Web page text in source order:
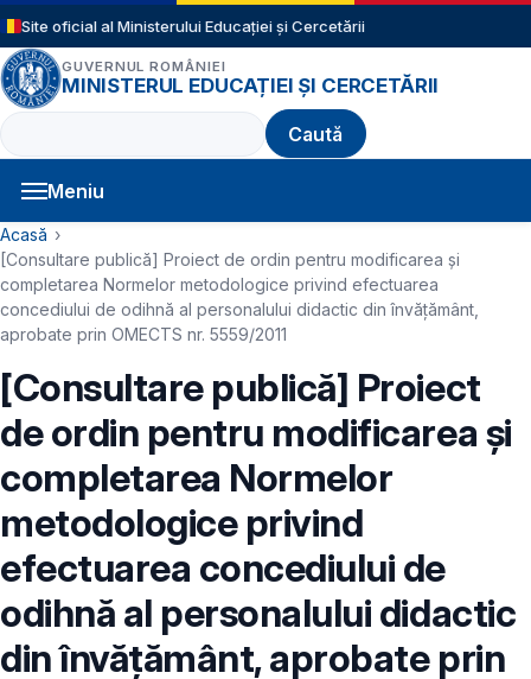
Sari la conținutul principal
Site oficial al Ministerului Educației și Cercetării
GUVERNUL ROMÂNIEI
MINISTERUL EDUCAȚIEI ȘI CERCETĂRII
Caută
Meniu
Navigație principală
Cale de navigare
Acasă
[Consultare publică] Proiect de ordin pentru modificarea și
completarea Normelor metodologice privind efectuarea
concediului de odihnă al personalului didactic din învățământ,
aprobate prin OMECTS nr. 5559/2011
[Consultare publică] Proiect
de ordin pentru modificarea și
completarea Normelor
metodologice privind
efectuarea concediului de
odihnă al personalului didactic
din învățământ, aprobate prin